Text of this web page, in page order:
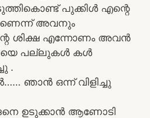
പുക്കിൾ എന്റെ
അവനും
ശിക്ഷ എന്നോണം അവൻ
പല്ലുകൾ കൾ
.
ഞാൻ ഒന്ന് വിളിച്ചു
ഉടുക്കാൻ ആണോടി